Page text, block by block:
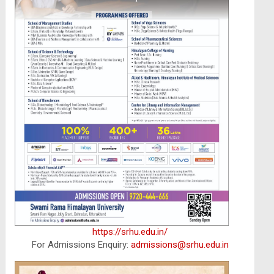
https://srhu.edu.in/
For Admissions Enquiry: admissions@srhu.edu.in